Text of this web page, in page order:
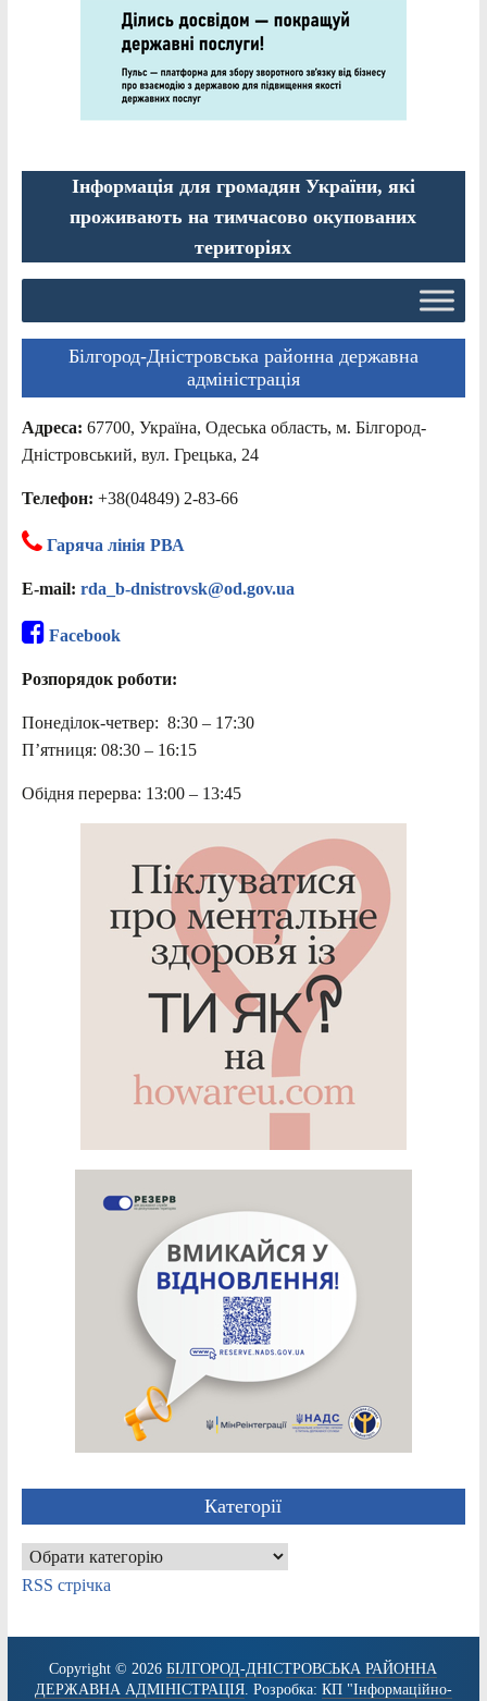
Інформація для громадян України, які
проживають на тимчасово окупованих
територіях
Білгород-Дністровська районна державна
адміністрація
Адреса: 67700, Україна, Одеська область, м. Білгород-
Дністровський, вул. Грецька, 24
Телефон: +38(04849) 2-83-66
Гаряча лінія РВА
E-mail: rda_b-dnistrovsk@od.gov.ua
Facebook
Розпорядок роботи:
Понеділок-четвер: 8:30 – 17:30
П’ятниця: 08:30 – 16:15
Обідня перерва: 13:00 – 13:45
Категорії
Категорії
RSS стрічка
Copyright © 2026БІЛГОРОД-ДНІСТРОВСЬКА РАЙОННА
ДЕРЖАВНА АДМІНІСТРАЦІЯ. Розробка: КП "Інформаційно-